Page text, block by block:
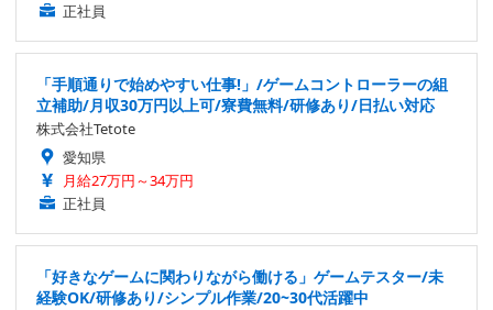
正社員
「手順通りで始めやすい仕事!」/ゲームコントローラーの組
立補助/月収30万円以上可/寮費無料/研修あり/日払い対応
株式会社Tetote
愛知県
月給27万円～34万円
正社員
「好きなゲームに関わりながら働ける」ゲームテスター/未
経験OK/研修あり/シンプル作業/20~30代活躍中